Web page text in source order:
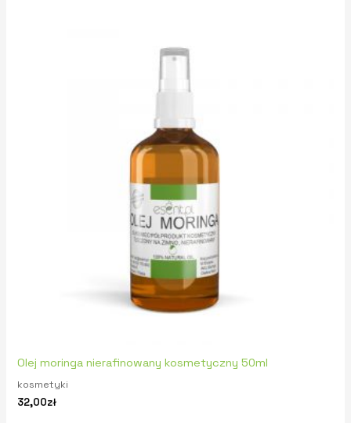
Olej moringa nierafinowany kosmetyczny 50ml
kosmetyki
32,00zł